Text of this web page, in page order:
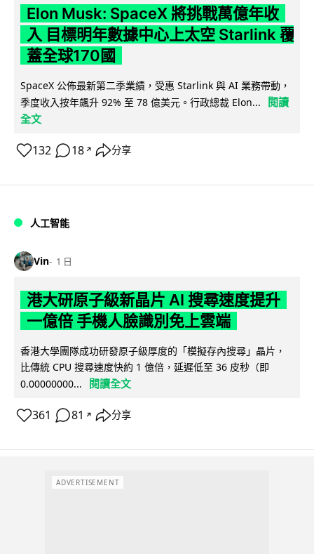
Elon Musk: SpaceX 將挑戰萬億年收
入 目標明年數據中心上太空 Starlink 覆
蓋全球170國
SpaceX 公佈最新第二季業績，受惠 Starlink 與 AI 業務帶動，
季度收入按年飆升 92% 至 78 億美元。行政總裁 Elon...
閱讀
全文
132 18 ↗ 分享
人工智能
Vin 1 日
港大研原子級新晶片 AI 搜尋速度提升
一億倍 手機人臉識別免上雲端
香港大學團隊成功研發原子級厚度的「模擬存內搜尋」晶片，
比傳統 CPU 搜尋速度快約 1 億倍，延遲低至 36 皮秒（即
0.00000000...
閱讀全文
361 81 ↗ 分享
ADVERTISEMENT